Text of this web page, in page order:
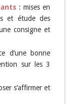
: mises en
et étude des
consigne et
d’une bonne
sur les 3
s’affirmer et